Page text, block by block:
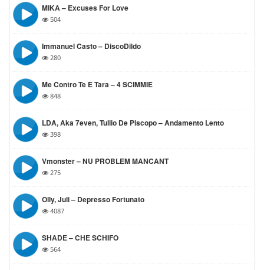
MIKA – Excuses For Love
504
Immanuel Casto – DiscoDildo
280
Me Contro Te E Tara – 4 SCIMMIE
848
LDA, Aka 7even, Tullio De Piscopo – Andamento Lento
398
Vmonster – NU PROBLEM MANCANT
275
Olly, Juli – Depresso Fortunato
4087
SHADE – CHE SCHIFO
564